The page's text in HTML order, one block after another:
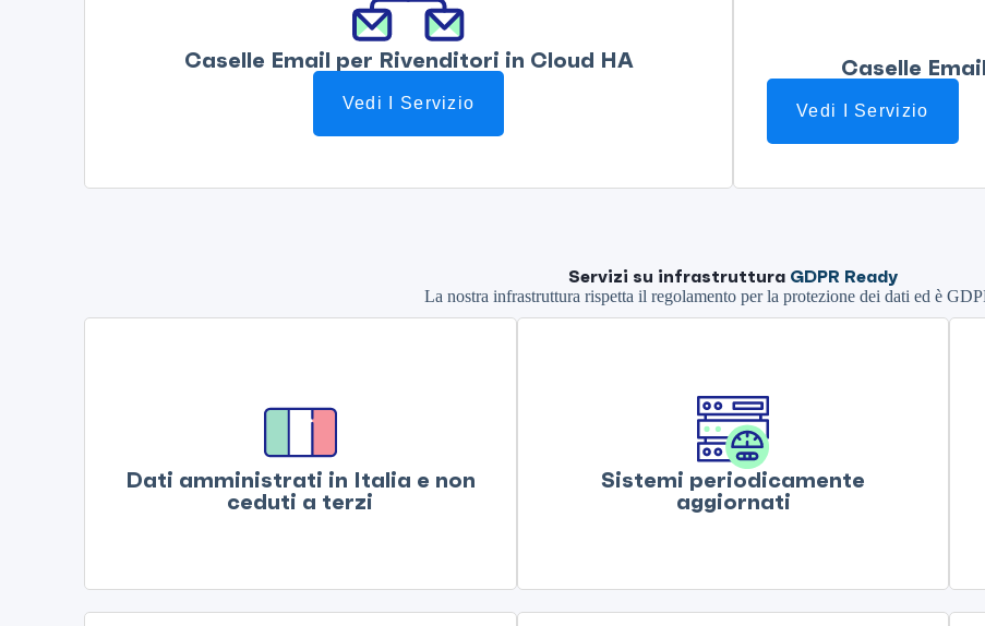
Caselle Email per Rivenditori in Cloud HA
Vedi I Servizio
Caselle
Vedi I Servizio
Servizi su infrastruttura GDPR Ready
La nostra infrastruttura rispetta il regolamento per la protezione dei dati ed è
Dati amministrati in Italia e non
ceduti a terzi
Sistemi periodicamente
aggiornati